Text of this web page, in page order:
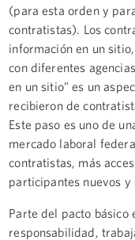
(para esta orden y
contratistas). Los
información en un
con diferentes
en un sitio” es un
recibieron de
Este paso es uno de
mercado laboral
contratistas, más
participantes nuevos y
Parte del pacto básico
responsabilidad,